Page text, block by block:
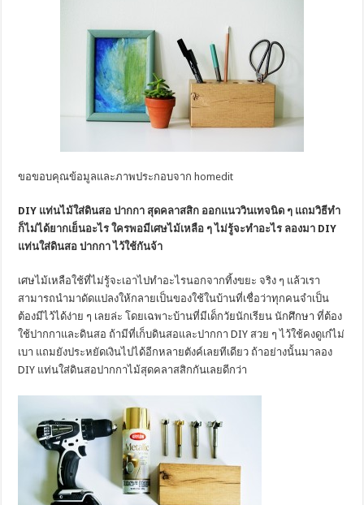
ขอขอบคุณข้อมูลและภาพประกอบจาก homedit
DIY แท่นไม้ใส่ดินสอ ปากกา สุดคลาสสิก ออกแนววินเทจนิด ๆ แถมวิธีทำ
ก็ไม่ได้ยากเย็นอะไร ใครพอมีเศษไม้เหลือ ๆ ไม่รู้จะทำอะไร ลองมา DIY
แท่นใส่ดินสอ ปากกา ไว้ใช้กันจ้า
เศษไม้เหลือใช้ที่ไม่รู้จะเอาไปทำอะไรนอกจากทิ้งขยะ จริง ๆ แล้วเรา
สามารถนำมาดัดแปลงให้กลายเป็นของใช้ในบ้านที่เชื่อว่าทุกคนจำเป็น
ต้องมีไว้ได้ง่าย ๆ เลยล่ะ โดยเฉพาะบ้านที่มีเด็กวัยนักเรียน นักศึกษา ที่ต้อง
ใช้ปากกาและดินสอ ถ้ามีที่เก็บดินสอและปากกา DIY สวย ๆ ไว้ใช้คงดูเก๋ไม่
เบา แถมยังประหยัดเงินไปได้อีกหลายตังค์เลยทีเดียว ถ้าอย่างนั้นมาลอง
DIY แท่นใส่ดินสอปากกาไม้สุดคลาสสิกกันเลยดีกว่า